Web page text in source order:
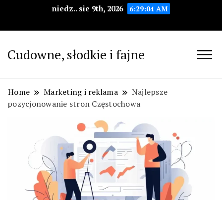
niedz.. sie 9th, 2026 6:29:05 AM
Cudowne, słodkie i fajne
Home Marketing i reklama
Najlepsze
pozycjonowanie stron Częstochowa